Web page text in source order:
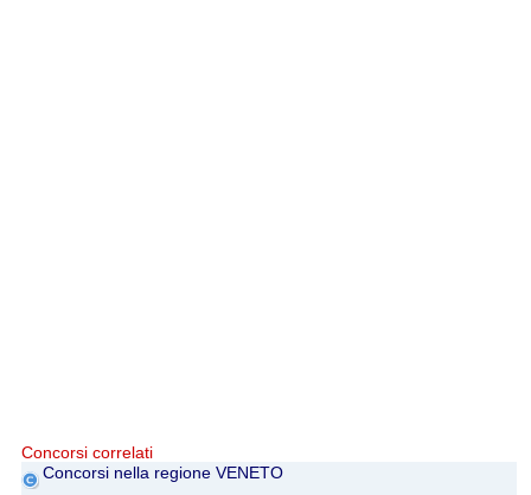
Concorsi correlati
Concorsi nella regione VENETO